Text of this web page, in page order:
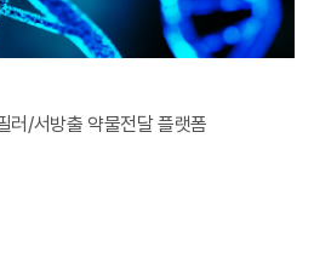
러/서방출 약물전달 플랫폼